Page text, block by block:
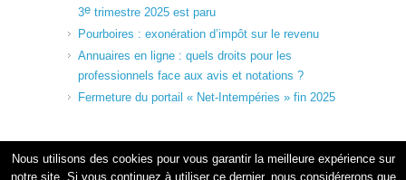
3e trimestre 2025 est paru
Pourboires : exonération d’impôt sur le revenu
Annuaires en ligne : quels droits pour les
professionnels face aux avis et notations ?
Fermeture du portail « Net-Intempéries » fin 2025
Nous utilisons des cookies pour vous garantir la meilleure expérience sur
notre site. Si vous continuez à utiliser ce dernier, nous considérerons que